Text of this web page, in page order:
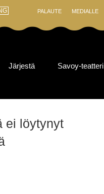
MEDIALLE
PALAUTE
Järjestä Savoy-teatteri
ei löytynyt